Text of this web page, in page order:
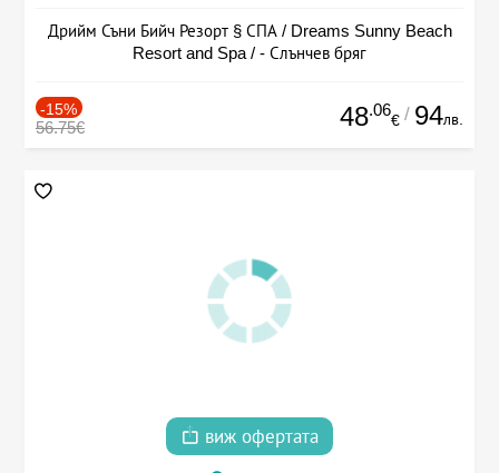
Дрийм Съни Бийч Резорт § СПА / Dreams Sunny Beach
Resort and Spa / - Слънчев бряг
-15%
56.75€ 48.06
€ / 94лв.
виж офертата